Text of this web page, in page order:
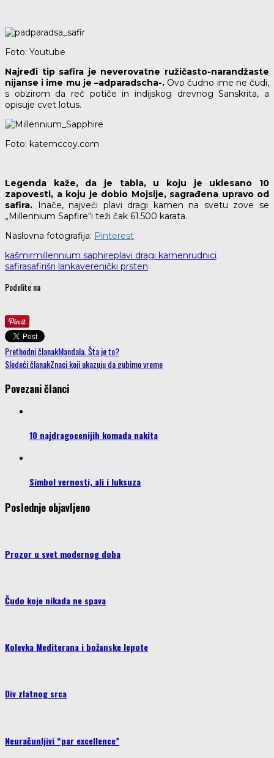
Foto: Youtube
Najređi tip safira je neverovatne ružičasto-narandžaste
nijanse i ime mu je –adparadscha-. Ovo čudno ime ne čudi,
s obzirom da reč potiče in indijskog drevnog Sanskrita, a
opisuje cvet lotus.
Foto: katemccoy.com
Legenda kaže, da je tabla, u koju je uklesano 10
zapovesti, a koju je dobio Mojsije, sagrađena upravo od
safira.
Inače, najveći plavi dragi kamen na svetu zove se
„Millennium Sapfire“i teži čak 61.500 karata.
Naslovna fotografija: Pinterest
kašmirmillennium saphireplavi dragi kamenrudnici
safirasafirišri lankaverenički prsten
Podelite na
Prethodni članakMandala. Šta je to?
Sledeći članakZnaci koji ukazuju da gubimo vreme
Povezani članci
10 najdragocenijih komada nakita
Simbol vernosti, ali i luksuza
Poslednje objavljeno
Prozor u svet modernog doba
Čudo koje nikada ne spava
Kolevka Mediterana i božanske lepote
Div zlatnog srca
Neuračunljivi “par excellence”